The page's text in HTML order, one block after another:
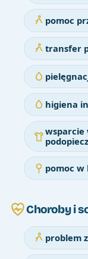
pomoc
transfer
higiena
pomoc
Choroby i
problem